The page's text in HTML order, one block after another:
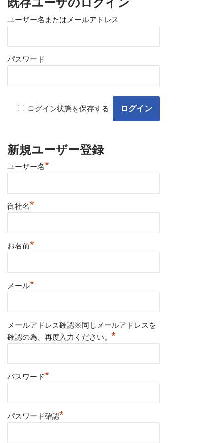
既存ユーザのログイン
ユーザー名またはメールアドレス
パスワード
ログイン状態を保存する
新規ユーザー登録
ユーザー名*
御社名*
お名前*
メール*
メールアドレス確認※同じメールアドレスを
確認の為、再度入力ください。 *
パスワード*
パスワード確認*